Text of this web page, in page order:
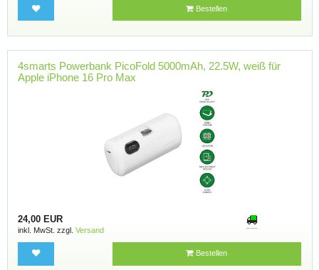
Bestellen
4smarts Powerbank PicoFold 5000mAh, 22.5W, weiß für
Apple iPhone 16 Pro Max
24,00 EUR
inkl. MwSt. zzgl. Versand
Bestellen